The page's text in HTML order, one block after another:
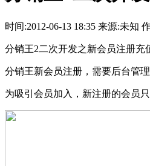
时间:2012-06-13 18:35 来源:未知
分销王2二次开发之新会员注册充
分销王新会员注册，需要后台管
为吸引会员加入，新注册的会员